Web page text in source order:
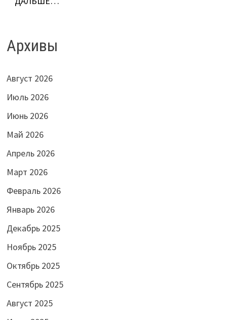
Архивы
Август 2026
Июль 2026
Июнь 2026
Май 2026
Апрель 2026
Март 2026
Февраль 2026
Январь 2026
Декабрь 2025
Ноябрь 2025
Октябрь 2025
Сентябрь 2025
Август 2025